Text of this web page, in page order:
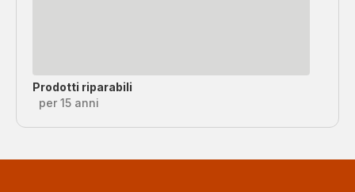
Prodotti riparabili
per 15 anni